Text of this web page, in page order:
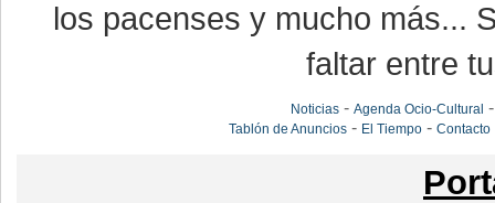
los pacenses y mucho más...
faltar entre
Noticias -Agenda Ocio-Cultural
Tablón de Anuncios - El Tiempo -Contacto